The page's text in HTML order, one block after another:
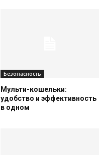
Безопасность
Мульти-кошельки:
удобство и эффективность
в одном